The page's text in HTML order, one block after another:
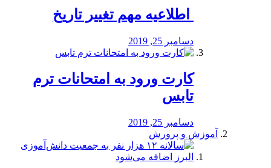
️ اطلاعیه مهم تغییر تاریخ
دسامبر 25, 2019
کارت ورود به امتحانات ترم
تابس
دسامبر 25, 2019
آموزش و پرورش